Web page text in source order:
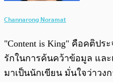
Channarong Noramat
"Content is King" คือคติปร
รักในการค้นคว้าข้อมูล และ
มาเป็นนักเขียน มั่นใจว่าวง